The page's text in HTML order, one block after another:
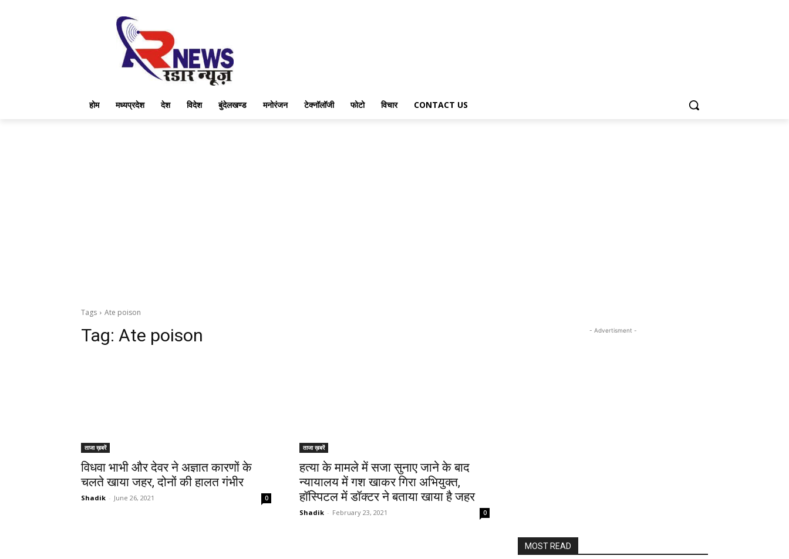
होम मध्यप्रदेश देश विदेश बुंदेलखण्ड मनोरंजन टेक्नॉलॉजी फोटो विचार CONTACT US
Tags Ate poison
Tag: Ate poison
ताजा ख़बरें
विधवा भाभी और देवर ने अज्ञात कारणों के
चलते खाया जहर, दोनों की हालत गंभीर
Shadik - June 26, 2021 0
ताजा ख़बरें
हत्या के मामले में सजा सुनाए जाने के बाद
न्यायालय में गश खाकर गिरा अभियुक्त,
हॉस्पिटल में डॉक्टर ने बताया खाया है जहर
Shadik - February 23, 2021 0
- Advertisment -
MOST READ